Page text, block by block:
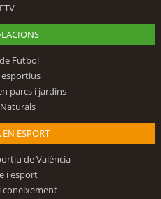
Futbol
esportius
parcs i jardins
ESPORT
de València
i esport
coneixement